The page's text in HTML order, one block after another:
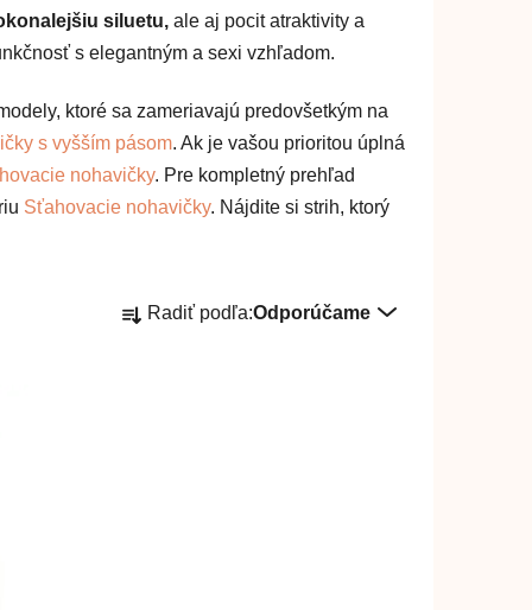
siluetu, ale aj pocit atraktivity a
s elegantným a sexi vzhľadom.
ktoré sa zameriavajú predovšetkým na
s vyšším pásom. Ak je vašou prioritou úplná
nohavičky. Pre kompletný prehľad
Sťahovacie nohavičky. Nájdite si strih, ktorý
a Radiť podľa:Odporúčame